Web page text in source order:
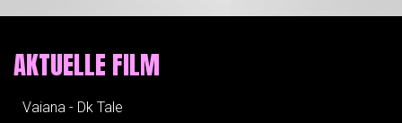
AKTUELLE FILM
Vaiana - Dk Tale